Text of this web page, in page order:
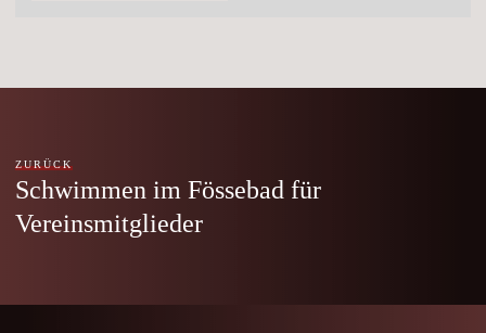
ZURÜCK
Schwimmen im Fössebad für
Vereinsmitglieder